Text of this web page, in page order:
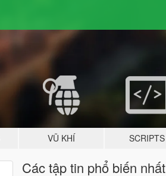
VŨ KHÍ SCRIPTS
Các tập tin phổ biến nhất